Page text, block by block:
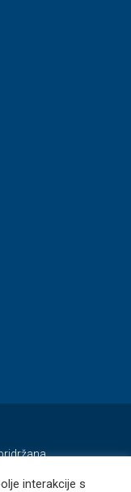
interakcije s